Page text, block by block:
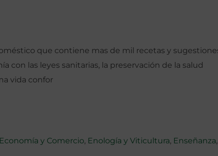
que contiene mas de mil recetas y
con las leyes sanitarias, la preservación de la salud
vida confor
Economía y Comercio, Enología y Viticultura, Enseñanza,